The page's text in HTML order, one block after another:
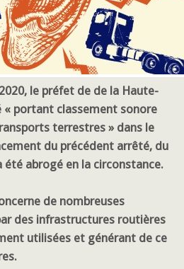
le préfet de de la Haute-
« portant classement sonore
terrestres » dans le
du précédent arrêté, du
été abrogé en la circonstance.
de nombreuses
des infrastructures routières
utilisées et générant de ce